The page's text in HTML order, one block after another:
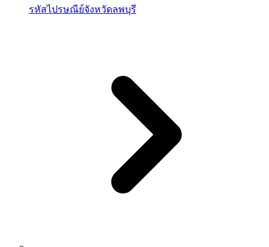
รหัสไปรษณีย์จังหวัดลพบุรี